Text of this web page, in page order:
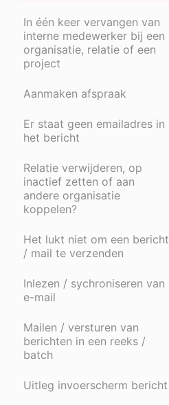
In één keer vervangen van
interne medewerker bij een
organisatie, relatie of een
project
Aanmaken afspraak
Er staat geen emailadres in
het bericht
Relatie verwijderen, op
inactief zetten of aan
andere organisatie
koppelen?
Het lukt niet om een bericht
/ mail te verzenden
Inlezen / sychroniseren van
e-mail
Mailen / versturen van
berichten in een reeks /
batch
Uitleg invoerscherm bericht